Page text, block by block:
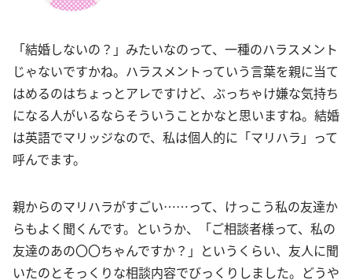
「結婚しないの？」みたいなのって、一種のハラスメント
じゃないですかね。ハラスメントっていう言葉を親に当て
はめるのはちょっとアレですけど、ぶっちゃけ嫌な気持ち
になる人がいるならそういうことかなと思いますね。結婚
は英語でマリッジなので、私は個人的に「マリハラ」って
呼んでます。
親からのマリハラがすごい……って、けっこう私の友達か
らもよく聞くんです。というか、「ご相談者様って、私の
友達のあの〇〇ちゃんですか？」というくらい、友人に聞
いたのとそっくりな相談内容でびっくりしました。どうや